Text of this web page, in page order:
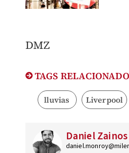
DMZ
TAGS
lluvias Liverpool
Daniel Zainos